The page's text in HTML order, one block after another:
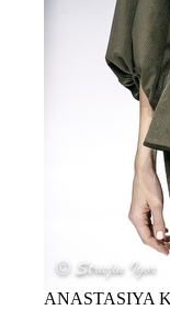
ANASTASIYA